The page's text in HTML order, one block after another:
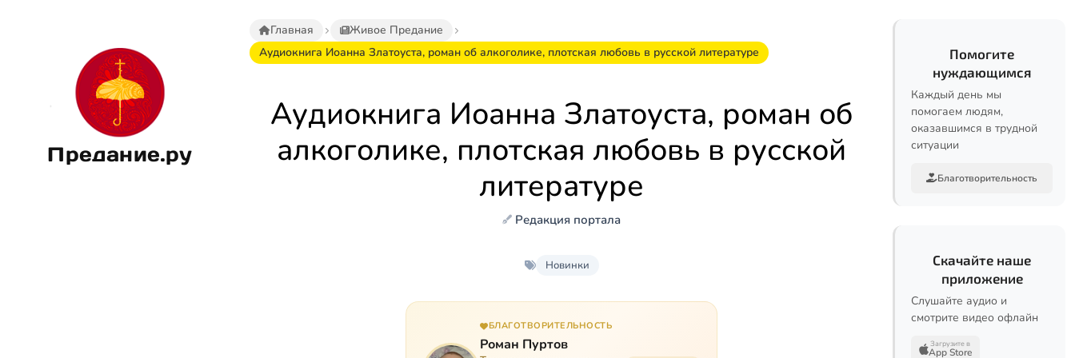
Предание.ру
Главная
Живое Предание
Аудиокнига Иоанна Златоуста, роман об алкоголике, плотская любовь в русской литературе
Аудиокнига Иоанна Златоуста, роман об
алкоголике, плотская любовь в русской
литературе
Редакция портала
Новинки
БЛАГОТВОРИТЕЛЬНОСТЬ
Роман Пуртов
Помогите
нуждающимся
Каждый день мы
помогаем людям,
оказавшимся в трудной
ситуации
Благотворительность
Скачайте наше
приложение
Слушайте аудио и
смотрите видео офлайн
Загрузите в
App Store